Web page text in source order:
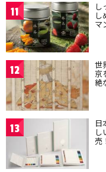
11 し
し
マ
12 世
京
絶
13 日
し
売